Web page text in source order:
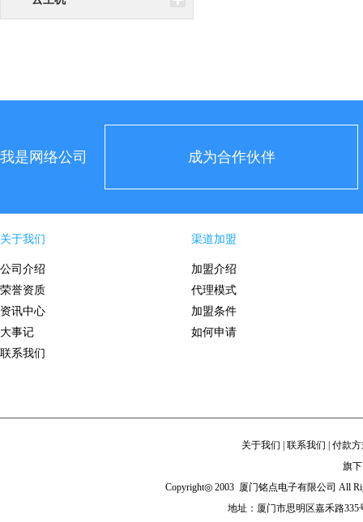
我是网络公司 成为合作伙伴
关于我们
公司介绍
荣誉资质
资讯中心
大事记
联系我们
渠道加盟
加盟介绍
代理模式
加盟条件
如何申请
关于我们 联系我们
付款
旗
Copyright◎ 2003 厦门铭点电子有限公司 All
地址：厦门市思明区嘉禾路